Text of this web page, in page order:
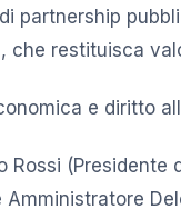
partnership
che restituisca
e diritto
(Presidente